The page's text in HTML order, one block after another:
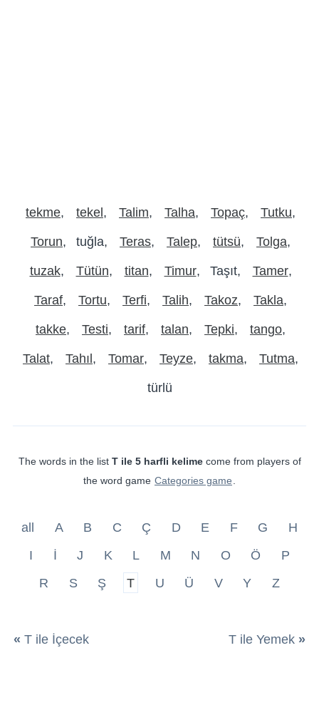
tekme tekel Talim Talha Topaç Tutku
Torun tuğla Teras Talep tütsü Tolga
tuzak Tütün titan Timur Taşıt Tamer
Taraf Tortu Terfi Talih Takoz Takla
takke Testi tarif talan Tepki tango
Talat Tahıl Tomar Teyze takma Tutma
türlü
The words in the list T ile 5 harfli kelimecome from players of
the word game Categories game
all A B C Ç D E F G
H
I
İ J K L M N O Ö
P
R
S Ş T U Ü V Y Z
« T ile İçecek T ile Yemek »